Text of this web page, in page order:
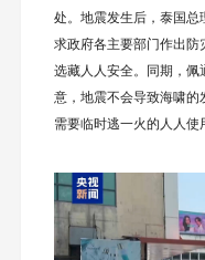
处。地震发生后，泰国
求政府各主要部门作出防
选藏人人安全。同期，
意，地震不会导致海啸
需要临时逃一火的人人使